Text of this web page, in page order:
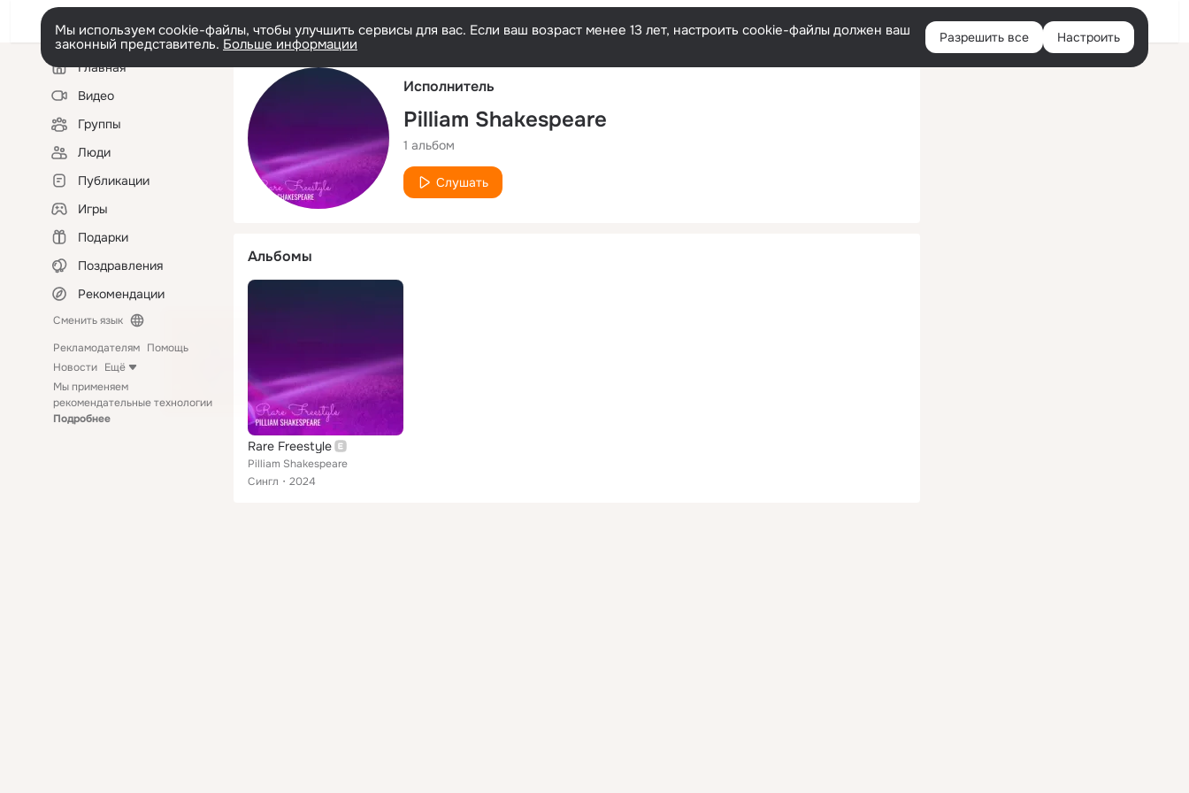
Русский Войти
Мы используем cookie-файлы, чтобы улучшить сервисы для вас. Если ваш возраст менее 13 лет, настроить cookie-файлы должен ваш
законный представитель. Больше информации Разрешить все Настроить
Левая
колонкаГлавная
Видео
Группы
Люди
Публикации
Игры
Подарки
Поздравления
Рекомендации
Сменить язык
Рекламодателям Помощь
Новости Ещё
Мы применяем
рекомендательные технологии
Подробнее
Исполнитель
Pilliam Shakespeare
1 альбом
Слушать
Альбомы
Rare Freestyle
Pilliam Shakespeare
Сингл
2024